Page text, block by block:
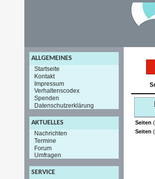
ALLGEMEINES
Startseite
Kontakt
Impressum
Verhaltenscodex
Spenden
Datenschutzerklärung
AKTUELLES
Nachrichten
Termine
Forum
Umfragen
SERVICE
Seiten
Seiten